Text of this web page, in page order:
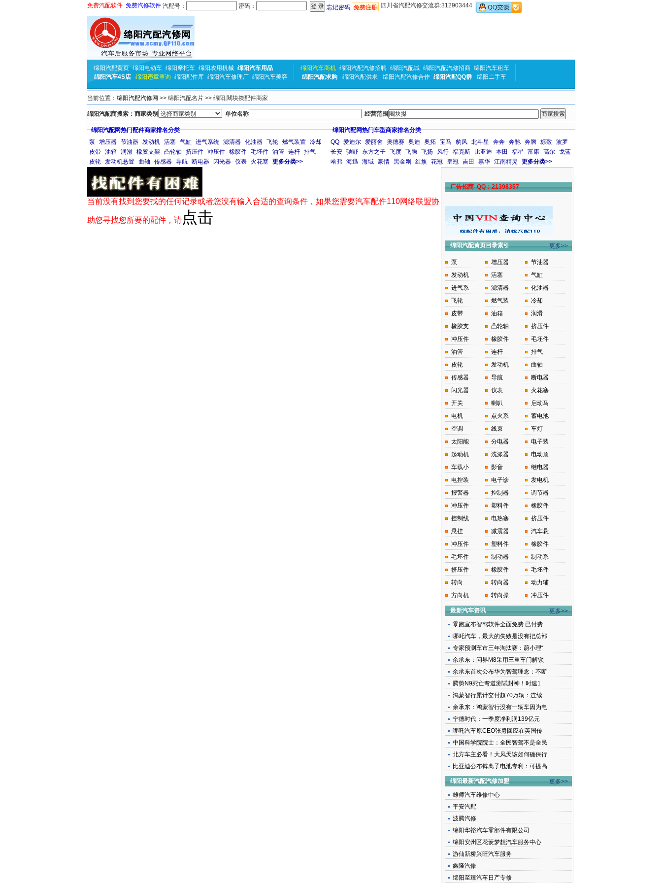
免费汽配软件 免费汽修软件 汽配号： 密码： 忘记密码 免费注册 四川省汽配汽修交流群:312903444
绵阳汽配黄页 绵阳电动车 绵阳摩托车 绵阳农用机械 绵阳汽车用品
绵阳汽车4S店
绵阳违章查询 绵阳配件库 绵阳汽车修理厂 绵阳汽车美容
绵阳汽车商机 绵阳汽配汽修招聘 绵阳汽配城 绵阳汽配汽修招商 绵阳汽车租车
绵阳汽配求购
绵阳汽配供求 绵阳汽配汽修合作 绵阳汽配QQ群 绵阳二手车
当前位置： 绵阳汽配汽修网 >> 绵阳汽配名片 >> 绵阳,闀块搩配件商家
绵阳汽配商搜索：商家类别 单位名称 经营范围
绵阳汽配网热门配件商家排名分类
泵
增压器 节油器 发动机 活塞 气缸 进气系统 滤清器 化油器 飞轮 燃气装置 冷却
皮带 油箱 润滑 橡胶支架 凸轮轴 挤压件 冲压件 橡胶件 毛坯件 油管 连杆 排气
皮轮 发动机悬置 曲轴 传感器 导航 断电器 闪光器 仪表 火花塞 更多分类>>
绵阳汽配网热门车型商家排名分类
QQ 爱迪尔 爱丽舍 奥德赛 奥迪 奥拓 宝马 豹风 北斗星 奔奔 奔驰 奔腾 标致 波罗
长安 驰野 东方之子 飞度 飞腾 飞扬 风行 福克斯 比亚迪 本田 福星 富康 高尔 戈蓝
哈弗 海迅 海域 豪情 黑金刚 红旗 花冠 皇冠 吉田 嘉华 江南精灵 更多分类>>
当前没有找到您要找的任何记录或者您没有输入合适的查询条件，如果您需要汽车配件110网络联盟协
助您寻找您所要的配件，请 点击
广告招商 QQ：21398357
绵阳汽配黄页目录索引 更多>>
泵 增压器
节油器
发动机
活塞
气缸
进气系
滤清器
化油器
飞轮
燃气装
冷却
皮带
油箱
润滑
橡胶支
凸轮轴
挤压件
冲压件
橡胶件
毛坯件
油管
连杆
排气
皮轮
发动机
曲轴
传感器
导航
断电器
闪光器
仪表
火花塞
开关
喇叭
启动马
电机
点火系
蓄电池
空调
线束
车灯
太阳能
分电器
电子装
起动机
洗涤器
电动顶
车载小
影音
继电器
电控装
电子诊
发电机
报警器
控制器
调节器
冲压件
塑料件
橡胶件
控制线
电热塞
挤压件
悬挂
减震器
汽车悬
冲压件
塑料件
橡胶件
毛坯件
制动器
制动系
挤压件
橡胶件
毛坯件
转向
转向器
动力辅
方向机
转向操 冲压件
最新汽车资讯
更多>>
零跑宣布智驾软件全面免费 已付费
哪吒汽车，最大的失败是没有把总部
专家预测车市三年淘汰赛：蔚小理“
余承东：问界M8采用三重车门解锁
余承东首次公布华为智驾理念：不断
腾势N9死亡弯道测试封神！时速1
鸿蒙智行累计交付超70万辆：连续
余承东：鸿蒙智行没有一辆车因为电
宁德时代：一季度净利润139亿元
哪吒汽车原CEO张勇回应在英国传
中国科学院院士：全民智驾不是全民
北方车主必看！大风天该如何确保行
比亚迪公布锌离子电池专利：可提高
绵阳最新汽配汽修加盟
更多>>
雄师汽车维修中心
平安汽配
波腾汽修
绵阳华裕汽车零部件有限公司
绵阳安州区花荄梦想汽车服务中心
游仙新桥兴旺汽车服务
鑫隆汽修
绵阳至臻汽车日产专修